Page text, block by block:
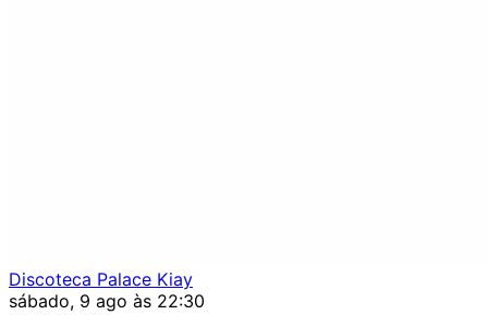
Discoteca Palace Kiay
sábado, 9 ago às 22:30